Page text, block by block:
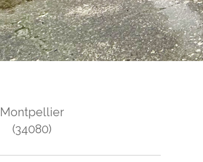
Montpellier
(34080)